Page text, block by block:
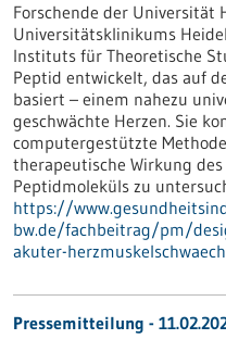
Forschende der Universität
Universitätsklinikums
Instituts für Theoretische
Peptid entwickelt, das auf
basiert – einem nahezu
geschwächte Herzen. Sie
computergestützte
therapeutische Wirkung
Peptidmoleküls zu
https://
bw.de/fachbeitrag/pm/
akuter-
Pressemitteilung -